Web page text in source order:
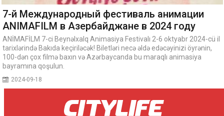
7-й Международный фестиваль анимации
ANIMAFILM в Азербайджане в 2024 году
ANİMAFİLM 7-ci Beynəlxalq Animasiya Festivalı 2-6 oktyabr 2024-cü il
tarixlərində Bakıda keçiriləcək! Biletləri necə əldə edəcəyinizi öyrənin,
100-dən çox filmə baxın və Azərbaycanda bu maraqlı animasiya
bayramına qoşulun.
2024-09-18